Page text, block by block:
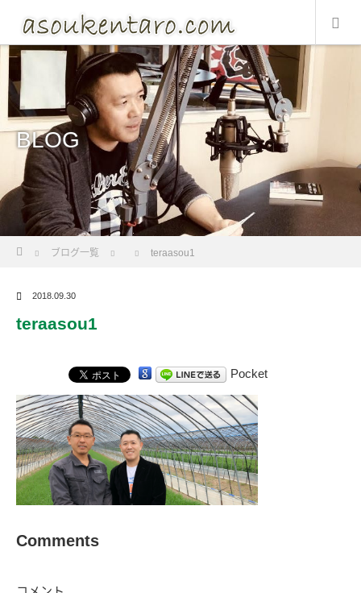
BLOG
ブログ一覧 teraasou1
2018.09.30
teraasou1
Pocket
Comments